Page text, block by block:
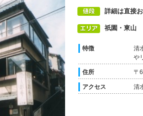
詳細は直接
祇園・東山
特徴
清
や
住所 〒
アクセス 清